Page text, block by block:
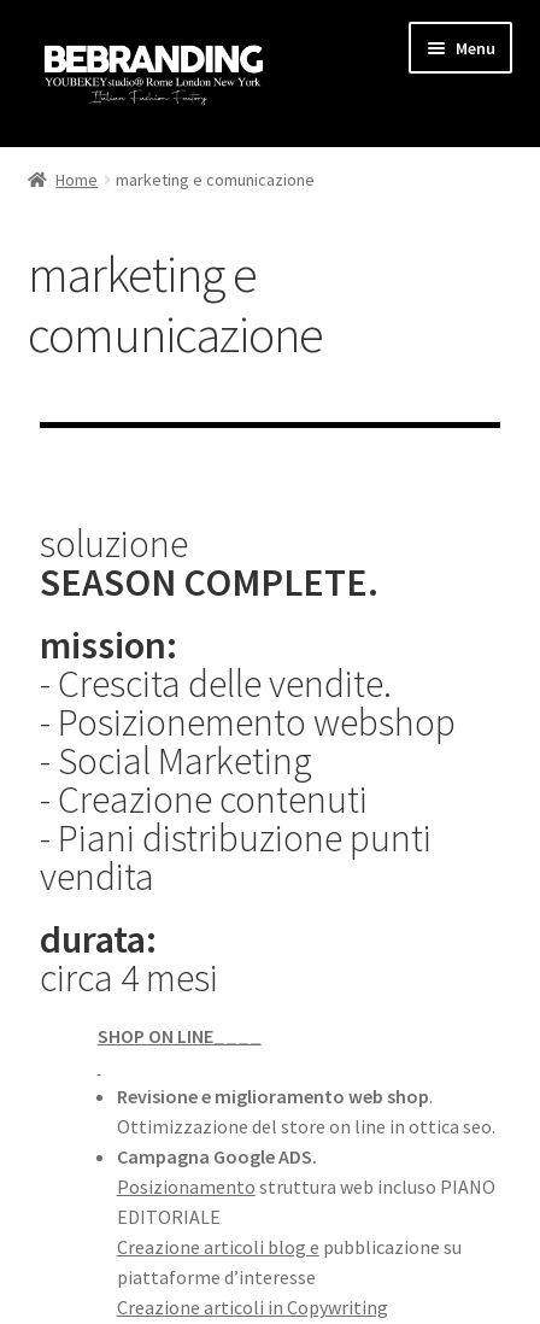
Menu
HOME
PRODUZIONE
AREA MARKETING
CONTATTI
Home marketing e comunicazione
marketing e
comunicazione
soluzione
SEASON COMPLETE.
mission:
- Crescita delle vendite.
- Posizionemento webshop
- Social Marketing
- Creazione contenuti
- Piani distribuzione punti
vendita
durata:
circa 4 mesi
SHOP ON LINE____
Revisione e miglioramento web shop.
Ottimizzazione del store on line in ottica seo.
Campagna Google ADS.
Posizionamento struttura web incluso PIANO
EDITORIALE
Creazione articoli blog e pubblicazione su
piattaforme d’interesse
Creazione articoli in Copywriting